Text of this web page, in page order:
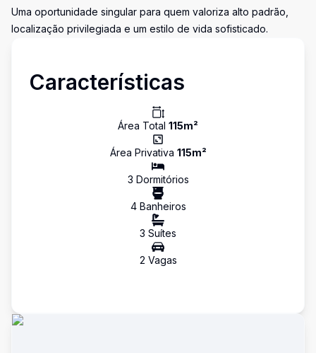
Uma oportunidade singular para quem valoriza alto padrão,
localização privilegiada e um estilo de vida sofisticado.
Características
Área Total 115m²
Área Privativa 115m²
3 Dormitórios
4Banheiros
3 Suítes
2 Vagas